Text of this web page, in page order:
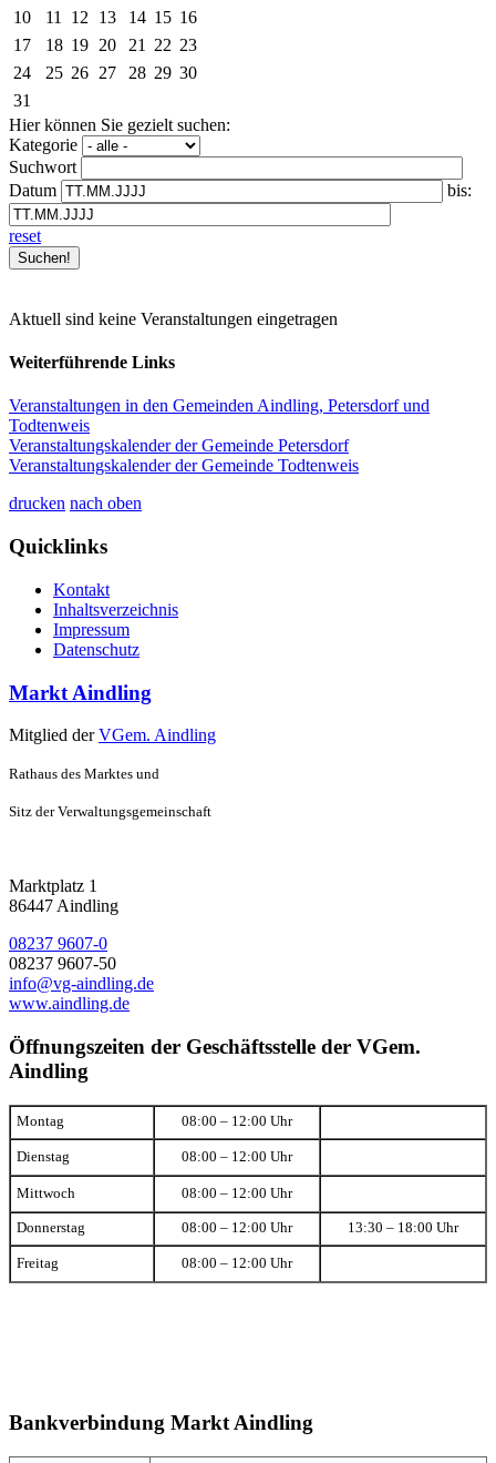
10
11 12 13 14 15 16
17
18 19 20 21 22 23
24
25 26 27 28 29 30
31
Hier können Sie gezielt suchen:
Kategorie
Suchwort
Datum
bis:
reset
Aktuell sind keine Veranstaltungen eingetragen
Weiterführende Links
Veranstaltungen in den Gemeinden Aindling, Petersdorf und
Todtenweis
Veranstaltungskalender der Gemeinde Petersdorf
Veranstaltungskalender der Gemeinde Todtenweis
drucken nach oben
Quicklinks
Kontakt
Inhaltsverzeichnis
Impressum
Datenschutz
Markt Aindling
Mitglied derVGem. Aindling
Rathaus des Marktes und
Sitz der Verwaltungsgemeinschaft
Marktplatz 1
86447 Aindling
08237 9607-0
08237 9607-50
info@vg-aindling.de
www.aindling.de
Öffnungszeiten der Geschäftsstelle der VGem.
Aindling
Montag 08:00 – 12:00 Uhr
Dienstag 08:00 – 12:00 Uhr
Mittwoch 08:00 – 12:00 Uhr
Donnerstag 08:00 – 12:00 Uhr 13:30 – 18:00 Uhr
Freitag 08:00 – 12:00 Uhr
Bankverbindung Markt Aindling